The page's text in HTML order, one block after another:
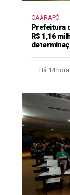
CAARAPÓ
Prefeitura
R$ 1,16
Há 14